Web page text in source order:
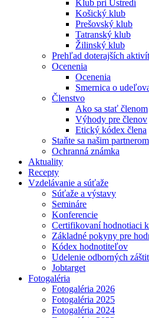
Klub pri Ústredí
Košický klub
Prešovský klub
Tatranský klub
Žilinský klub
Prehľad doterajších aktivít
Ocenenia
Ocenenia
Smernica o
Členstvo
Ako sa stať členom
Výhody pre členov
Etický kódex člena
Staňte sa našim partnerom
Ochranná známka
Aktuality
Recepty
Vzdelávanie a súťaže
Súťaže a výstavy
Semináre
Konferencie
Certifikovaní hodnotiaci
Základné pokyny pre
Kódex hodnotiteľov
Udelenie odborných záštit
Jobtarget
Fotogaléria
Fotogaléria 2026
Fotogaléria 2025
Fotogaléria 2024